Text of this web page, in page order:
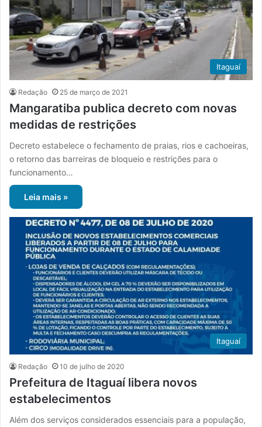
Itaguaí
Redação 25 de março de 2021
Mangaratiba publica decreto com novas
medidas de restrições
Decreto estabelece o fechamento de praias, rios e cachoeiras,
o retorno das barreiras de bloqueio e restrições para o
funcionamento…
Leia mais »
Itaguaí
Redação 10 de julho de 2020
Prefeitura de Itaguaí libera novos
estabelecimentos
Além dos serviços considerados essenciais para a população,